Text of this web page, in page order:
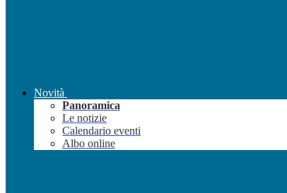
Novità
Panoramica
Le notizie
Calendario eventi
Albo online